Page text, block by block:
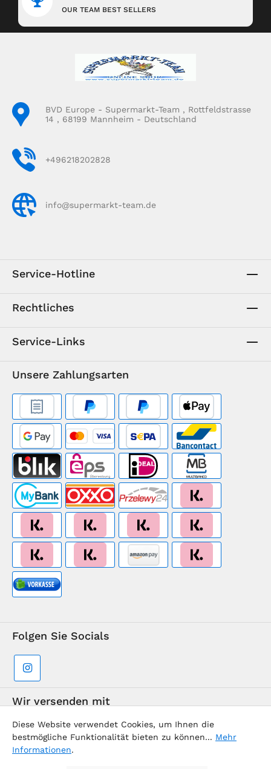
OUR TEAM BEST SELLERS
BVD Europe - Supermarkt-Team , Rottfeldstrasse
14 , 68199 Mannheim - Deutschland
+496218202828
info@supermarkt-team.de
Service-Hotline
Rechtliches
Service-Links
Unsere Zahlungsarten
Folgen Sie Socials
Wir versenden mit
Diese Website verwendet Cookies, um Ihnen die
bestmögliche Funktionalität bieten zu können... Mehr
Informationen.